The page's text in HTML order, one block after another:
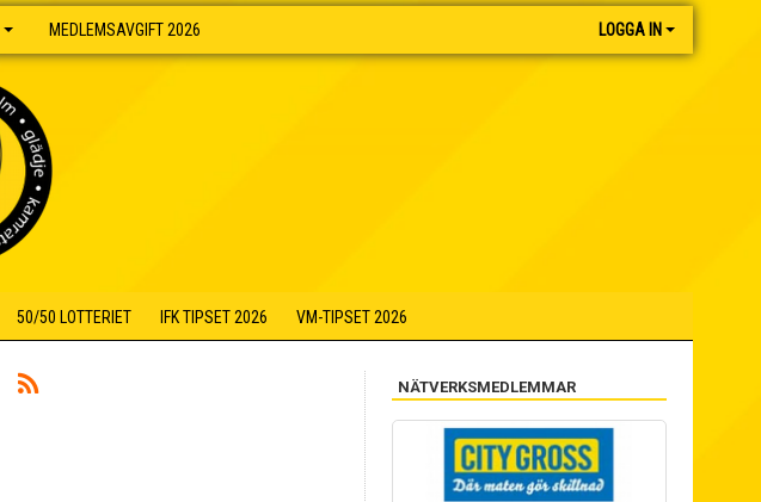
MEDLEMSAVGIFT 2026 LOGGA IN
50/50 LOTTERIET IFK TIPSET 2026 VM-TIPSET 2026
NÄTVERKSMEDLEMMAR